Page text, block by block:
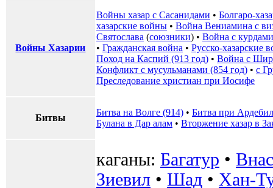
Войны Хазарии
Войны хазар с Сасанидами • Болгаро-
хазарские войны • Война Вениамина с
Святослава (союзники) • Война с курдами
• Гражданская война • Русско-хазарские
Поход на Каспий (913 год) • Война с
Конфликт с мусульманами (854 год) • с
Преследование христиан при Иосифе
Битвы
Битва на Волге (914) • Битва при
Булана в Дар алам • Вторжение хазар в
каганы: Багатур •
Зиевил • Шад • Хан-